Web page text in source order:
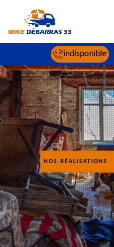
indisponible
NOS RÉALISATIONS